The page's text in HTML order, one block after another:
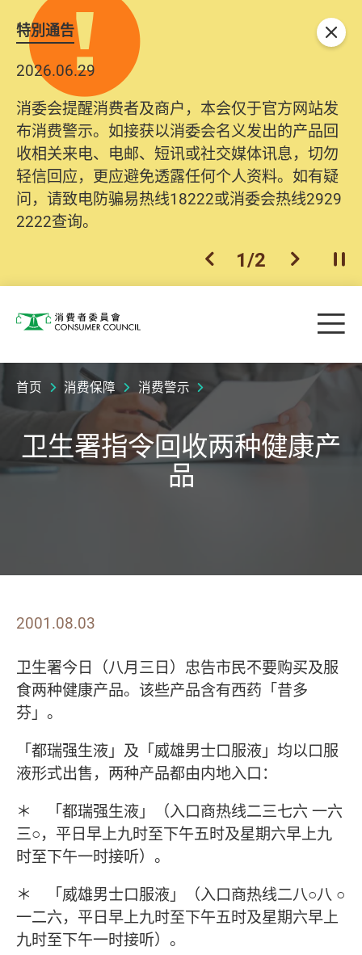
特別通告
2026.06.29
消委会提醒消费者及商户，本会仅于官方网站发
布消费警示。如接获以消委会名义发出的产品回
收相关来电、电邮、短讯或社交媒体讯息，切勿
轻信回应，更应避免透露任何个人资料。如有疑
问，请致电防骗易热线18222或消委会热线2929
2222查询。
上一个
1/2 下一个开
关闭
消费者委员会 目
首页 消费保障 消费警示
卫生署指令回收两种健康产
品
2001.08.03
卫生署今日（八月三日）忠告市民不要购买及服
食两种健康产品。该些产品含有西药「昔多
芬」。
「都瑞强生液」及「威雄男士口服液」均以口服
液形式出售，两种产品都由内地入口：
＊ 「都瑞强生液」（入口商热线二三七六 一六
三○，平日早上九时至下午五时及星期六早上九
时至下午一时接听）。
＊ 「威雄男士口服液」（入口商热线二八○八 ○
一二六，平日早上九时至下午五时及星期六早上
九时至下午一时接听）。